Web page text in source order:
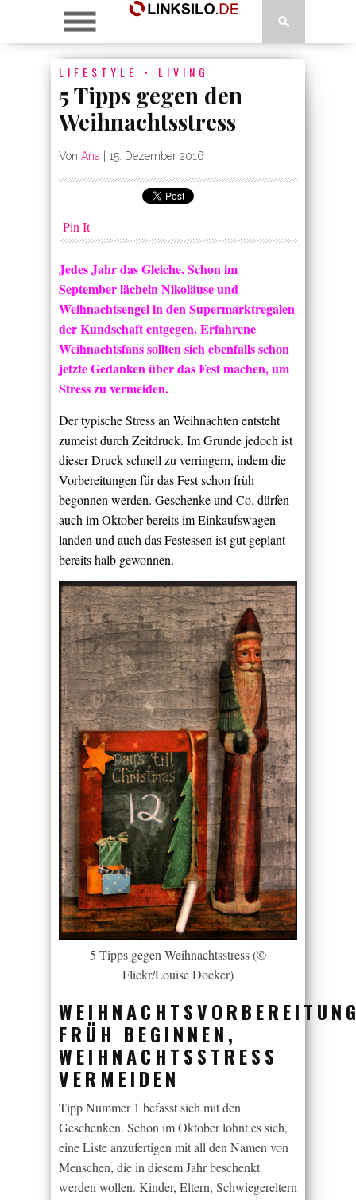
LIFESTYLE • LIVING
5 Tipps gegen den
Weihnachtsstress
Von Ana 15. Dezember 2016
Pin It
Jedes Jahr das Gleiche. Schon im
September lächeln Nikoläuse und
Weihnachtsengel in den Supermarktregalen
der Kundschaft entgegen. Erfahrene
Weihnachtsfans sollten sich ebenfalls schon
jetzte Gedanken über das Fest machen, um
Stress zu vermeiden.
Der typische Stress an Weihnachten entsteht
zumeist durch Zeitdruck. Im Grunde jedoch ist
dieser Druck schnell zu verringern, indem die
Vorbereitungen für das Fest schon früh
begonnen werden. Geschenke und Co. dürfen
auch im Oktober bereits im Einkaufswagen
landen und auch das Festessen ist gut geplant
bereits halb gewonnen.
5 Tipps gegen Weihnachtsstress (©
Flickr/Louise Docker)
FRÜH BEGINNEN,
WEIHNACHTSSTRESS
VERMEIDEN
Tipp Nummer 1 befasst sich mit den
Geschenken. Schon im Oktober lohnt es sich,
eine Liste anzufertigen mit all den Namen von
Menschen, die in diesem Jahr beschenkt
werden wollen. Kinder, Eltern, Schwiegereltern